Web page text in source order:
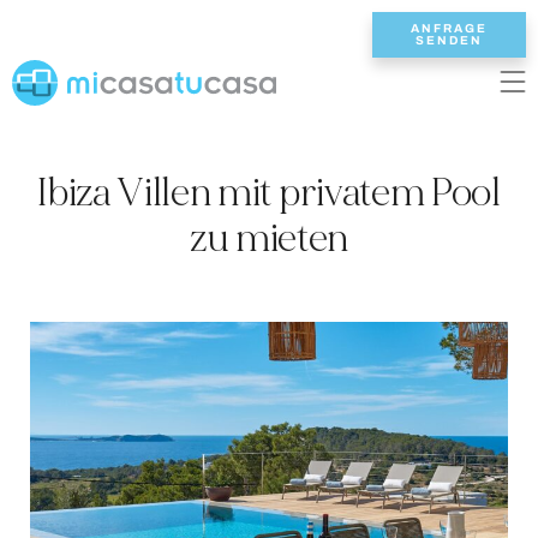
2/3 SCHLAFZIMMER
4 SCHLAFZIMMER
5 SCHLAFZIMMER
6+ SCHLAFZIMMER
ANFRAGE
SENDEN
Ibiza Villen mit privatem Pool
zu mieten